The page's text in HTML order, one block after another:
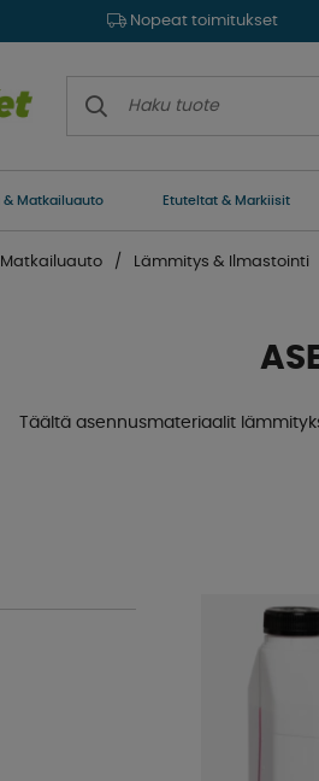
Nopeat toimitukset
& Matkailuauto Etuteltat & Markiisit
Lämmitys & Ilmastointi
Täältä asennusmateriaalit